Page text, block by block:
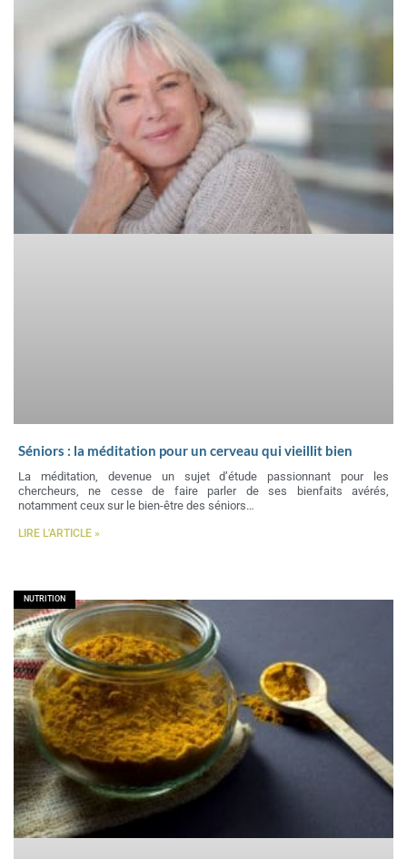
Séniors : la méditation pour un cerveau qui vieillit bien
La méditation, devenue un sujet d’étude passionnant pour les
chercheurs, ne cesse de faire parler de ses bienfaits avérés,
notamment ceux sur le bien-être des séniors…
LIRE L'ARTICLE »
NUTRITION